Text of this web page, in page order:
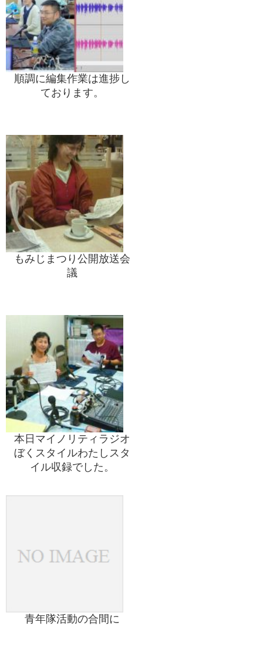
順調に編集作業は進捗し
ております。
もみじまつり公開放送会
議
本日マイノリティラジオ
ぼくスタイルわたしスタ
イル収録でした。
青年隊活動の合間に